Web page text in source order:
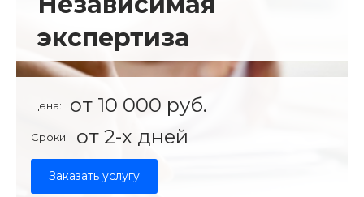
экспертиза
Цена: от 10 000 руб.
Сроки: от 2-х дней
Заказать услугу